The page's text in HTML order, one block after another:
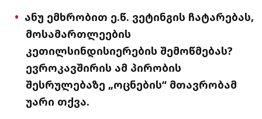
ანუ ემხრობით ე.წ. ვეტინგის ჩატარებას,
მოსამართლეების
კეთილსინდისიერების შემოწმებას?
ევროკავშირის ამ პირობის
შესრულებაზე „ოცნების“ მთავრობამ
უარი თქვა.